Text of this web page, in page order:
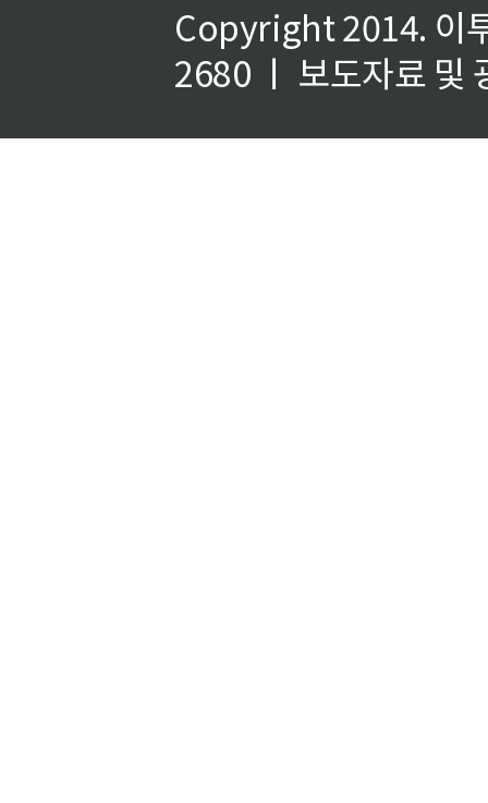
Copyright 2014. 이
2680 ㅣ 보도자료